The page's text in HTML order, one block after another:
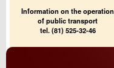
Information on the operation
of public transport
tel. (81) 525-32-46